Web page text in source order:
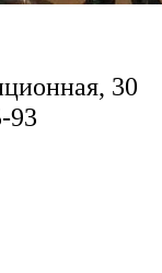
30
93